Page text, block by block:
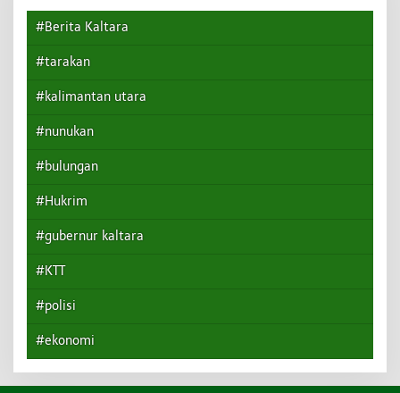
#Berita Kaltara
#tarakan
#kalimantan utara
#nunukan
#bulungan
#Hukrim
#gubernur kaltara
#KTT
#polisi
#ekonomi